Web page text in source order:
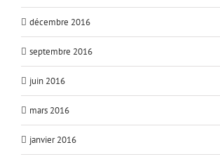
décembre 2016
septembre 2016
juin 2016
mars 2016
janvier 2016